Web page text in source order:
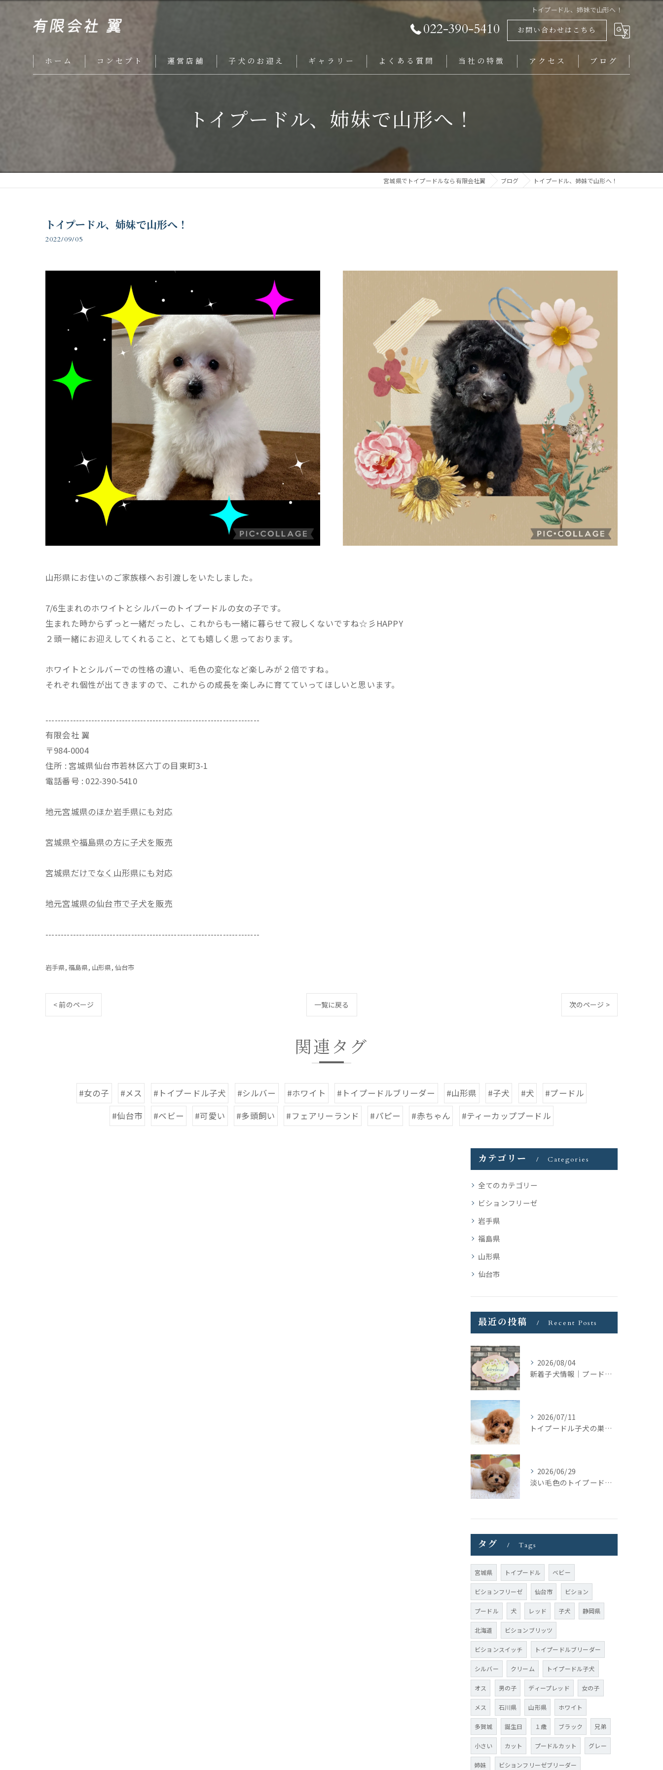
トイプードル、姉妹で山形へ！
022-390-5410 お問い合わせはこちら
ホーム コンセプト 運営店舗 子犬のお迎え ギャラリー よくある質問 当社の特徴
岩手県にお住まいの方
仙台市にお住まいの方
アクセス ブログ
トイプードル、姉妹で山形へ！
宮城県でトイプードルなら有限会社翼 ブログ トイプードル、姉妹で山形へ！
トイプードル、姉妹で山形へ！
2022/09/05
山形県にお住いのご家族様へお引渡しをいたしました。
7/6生まれのホワイトとシルバーのトイプードルの女の子です。
生まれた時からずっと一緒だったし、これからも一緒に暮らせて寂しくないですね☆彡HAPPY
２頭一緒にお迎えしてくれること、とても嬉しく思っております。
ホワイトとシルバーでの性格の違い、毛色の変化など楽しみが２倍ですね。
それぞれ個性が出てきますので、これからの成長を楽しみに育てていってほしいと思います。
----------------------------------------------------------------------
有限会社 翼
〒984-0004
住所 : 宮城県仙台市若林区六丁の目東町3-1
電話番号 : 022-390-5410
地元宮城県のほか岩手県にも対応
宮城県や福島県の方に子犬を販売
宮城県だけでなく山形県にも対応
地元宮城県の仙台市で子犬を販売
----------------------------------------------------------------------
岩手県 福島県 山形県 仙台市
< 前のページ 一覧に戻る 次のページ >
関連タグ
#女の子 #メス #トイプードル子犬 #シルバー #ホワイト #トイプードルブリーダー #山形県 #子犬 #犬
#プードル
#仙台市
#ベビー #可愛い #多頭飼い #フェアリーランド #パピー #赤ちゃん #ティーカッププードル
カテゴリー Categories
全てのカテゴリー
ビションフリーゼ
岩手県
福島県
山形県
仙台市
最近の投稿 Recent Posts
2026/08/04
新着子犬情報｜プードル＆ビションプーの募集をまとめて開始しました
2026/07/11
トイプードル子犬の巣立ち｜トリミングの日に見つけたご縁
2026/06/29
淡い毛色のトイプードル女の子｜元気いっぱいの子犬が巣立ちました
タグ Tags
宮城県 トイプードル ベビー
ビションフリーゼ 仙台市 ビション
プードル 犬 レッド 子犬 静岡県
北海道 ビションブリッツ
ビションスイッチ トイプードルブリーダー
シルバー クリーム トイプードル子犬
オス 男の子 ディープレッド 女の子
メス 石川県 山形県 ホワイト
多賀城 誕生日 １歳 ブラック 兄弟
小さい カット プードルカット グレー
姉妹 ビションフリーゼブリーダー